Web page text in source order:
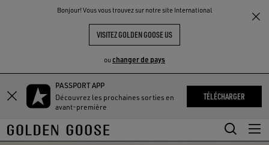
Bonjour! Vous vous trouvez sur notre site International
VISITEZ GOLDEN GOOSE US
ou changer de pays
Aller
au
principal
Aller
au
du
PASSPORT APP
Découvrez les prochaines sorties en
avant-première
TÉLÉCHARGER
THE
COMMUNITY